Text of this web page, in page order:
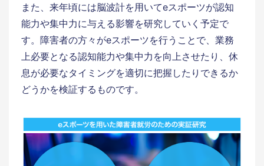
また、来年頃には脳波計を用いてeスポーツが認知
能力や集中力に与える影響を研究していく予定で
す。障害者の方々がeスポーツを行うことで、業務
上必要となる認知能力や集中力を向上させたり、休
息が必要なタイミングを適切に把握したりできるか
どうかを検証するものです。